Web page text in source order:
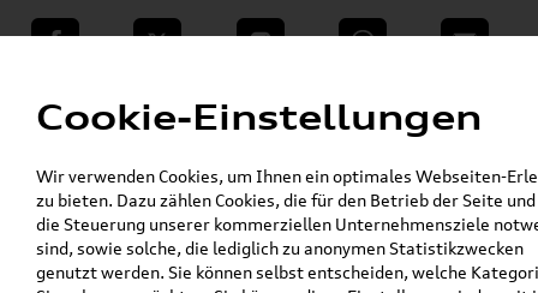
teilen Twitter Instagram WhatsApp E-Mail
VW Shop - VW Originalteile und Zubehör »
% Sale »
Original Audi A6 (C9) Avant/Limousine 18
Zoll Winterkomplettradsatz 5-Doppelspeichen
Cookie-Einstellungen
Wir verwenden Cookies, um Ihnen ein optimales Webseiten-
zu bieten. Dazu zählen Cookies, die für den Betrieb der Seite
die Steuerung unserer kommerziellen Unternehmensziele
sind, sowie solche, die lediglich zu anonymen Statistikzwecken
genutzt werden. Sie können selbst entscheiden, welche